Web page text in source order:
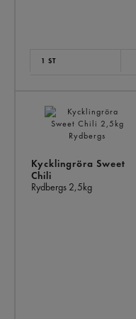
1 ST
Kycklingröra Sweet
Chili
Rydbergs 2,5kg